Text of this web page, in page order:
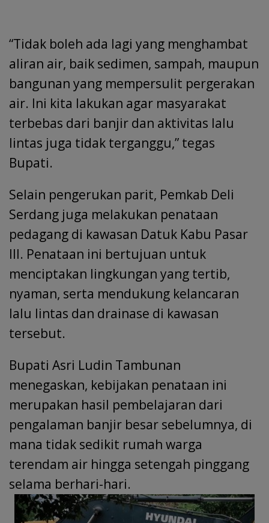
“Tidak boleh ada lagi yang menghambat
aliran air, baik sedimen, sampah, maupun
bangunan yang mempersulit pergerakan
air. Ini kita lakukan agar masyarakat
terbebas dari banjir dan aktivitas lalu
lintas juga tidak terganggu,” tegas
Bupati.
Selain pengerukan parit, Pemkab Deli
Serdang juga melakukan penataan
pedagang di kawasan Datuk Kabu Pasar
III. Penataan ini bertujuan untuk
menciptakan lingkungan yang tertib,
nyaman, serta mendukung kelancaran
lalu lintas dan drainase di kawasan
tersebut.
Bupati Asri Ludin Tambunan
menegaskan, kebijakan penataan ini
merupakan hasil pembelajaran dari
pengalaman banjir besar sebelumnya, di
mana tidak sedikit rumah warga
terendam air hingga setengah pinggang
selama berhari-hari.